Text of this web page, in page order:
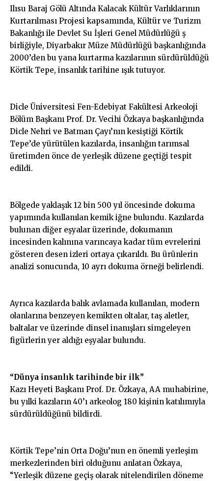
Ilısu Baraj Gölü Altında Kalacak Kültür Varlıklarının
Kurtarılması Projesi kapsamında, Kültür ve Turizm
Bakanlığı ile Devlet Su İşleri Genel Müdürlüğü ş
birliğiyle, Diyarbakır Müze Müdürlüğü başkanlığında
2000’den bu yana kurtarma kazılarının sürdürüldüğü
Körtik Tepe, insanlık tarihine ışık tutuyor.
Dicle Üniversitesi Fen-Edebiyat Fakültesi Arkeoloji
Bölüm Başkanı Prof. Dr. Vecihi Özkaya başkanlığında
Dicle Nehri ve Batman Çayı’nın kesiştiği Körtik
Tepe’de yürütülen kazılarda, insanlığın tarımsal
üretimden önce de yerleşik düzene geçtiği tespit
edildi.
Bölgede yaklaşık 12 bin 500 yıl öncesinde dokuma
yapımında kullanılan kemik iğne bulundu. Kazılarda
bulunan diğer eşyalar üzerinde, dokumanın
incesinden kalınına varıncaya kadar tüm evrelerini
gösteren desen izleri ortaya çıkarıldı. Bu ürünlerin
analizi sonucunda, 10 ayrı dokuma örneği belirlendi.
Ayrıca kazılarda balık avlamada kullanılan, modern
olanlarına benzeyen kemikten oltalar, taş aletler,
baltalar ve üzerinde dinsel inanışları simgeleyen
figürlerin yer aldığı eşyalar bulundu.
“Dünya insanlık tarihinde bir ilk”
Kazı Heyeti Başkanı Prof. Dr. Özkaya, AA muhabirine,
bu yılki kazıların 40’ı arkeolog 180 kişinin katılımıyla
sürdürüldüğünü bildirdi.
Körtik Tepe’nin Orta Doğu’nun en önemli yerleşim
merkezlerinden biri olduğunu anlatan Özkaya,
“Yerleşik düzene geçiş olarak nitelendirilen döneme